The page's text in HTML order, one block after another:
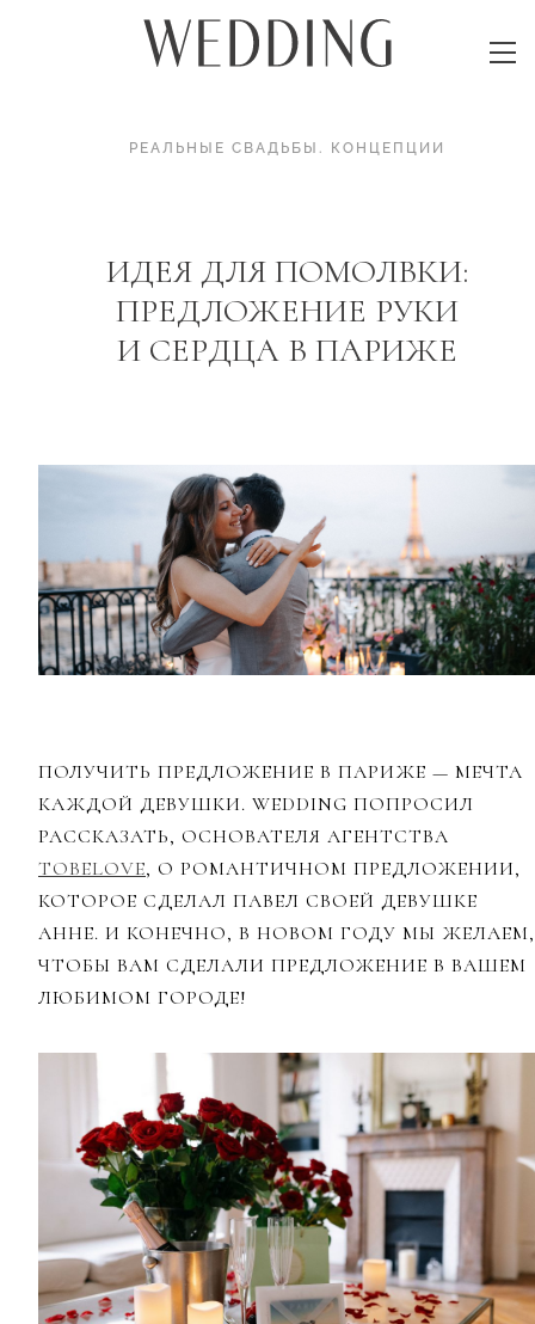
РЕАЛЬНЫЕ СВАДЬБЫ . КОНЦЕПЦИИ
ИДЕЯ ДЛЯ ПОМОЛВКИ:
ПРЕДЛОЖЕНИЕ РУКИ
И СЕРДЦА В ПАРИЖЕ
ПОЛУЧИТЬ ПРЕДЛОЖЕНИЕ В ПАРИЖЕ — МЕЧТА
КАЖДОЙ ДЕВУШКИ. WEDDING ПОПРОСИЛ
РАССКАЗАТЬ, ОСНОВАТЕЛЯ АГЕНТСТВА
TOBELOVE, О РОМАНТИЧНОМ ПРЕДЛОЖЕНИИ,
КОТОРОЕ СДЕЛАЛ ПАВЕЛ СВОЕЙ ДЕВУШКЕ
АННЕ. И КОНЕЧНО, В НОВОМ ГОДУ МЫ ЖЕЛАЕМ,
ЧТОБЫ ВАМ СДЕЛАЛИ ПРЕДЛОЖЕНИЕ В ВАШЕМ
ЛЮБИМОМ ГОРОДЕ!